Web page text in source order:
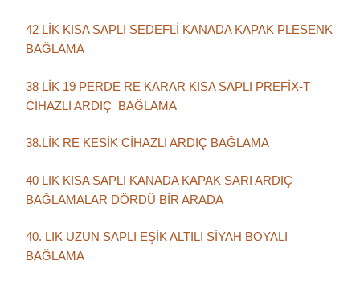
42 LİK KISA SAPLI SEDEFLİ KANADA KAPAK PLESENK
BAĞLAMA
38 LİK 19 PERDE RE KARAR KISA SAPLI PREFİX-T
CİHAZLI ARDIÇ BAĞLAMA
38.LİK RE KESİK CİHAZLI ARDIÇ BAĞLAMA
40 LIK KISA SAPLI KANADA KAPAK SARI ARDIÇ
BAĞLAMALAR DÖRDÜ BİR ARADA
40. LIK UZUN SAPLI EŞİK ALTILI SİYAH BOYALI
BAĞLAMA